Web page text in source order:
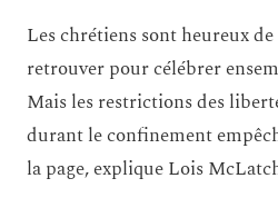
Les chrétiens sont heureux
retrouver pour célébrer
Mais les restrictions des
durant le confinement
la page, explique Lois